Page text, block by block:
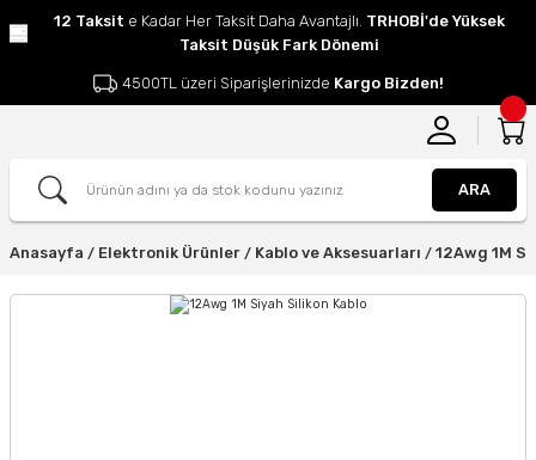
12 Taksit e Kadar Her Taksit Daha Avantajlı. TRHOBİ'de Yüksek
Taksit Düşük Fark Dönemi
4500TL üzeri Siparişlerinizde Kargo Bizden!
ARA
Anasayfa Elektronik Ürünler Kablo ve Aksesuarları 12Awg 1M